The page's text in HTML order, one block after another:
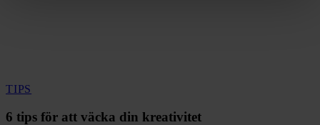
TIPS
för
6 tips för att väcka din kreativitet